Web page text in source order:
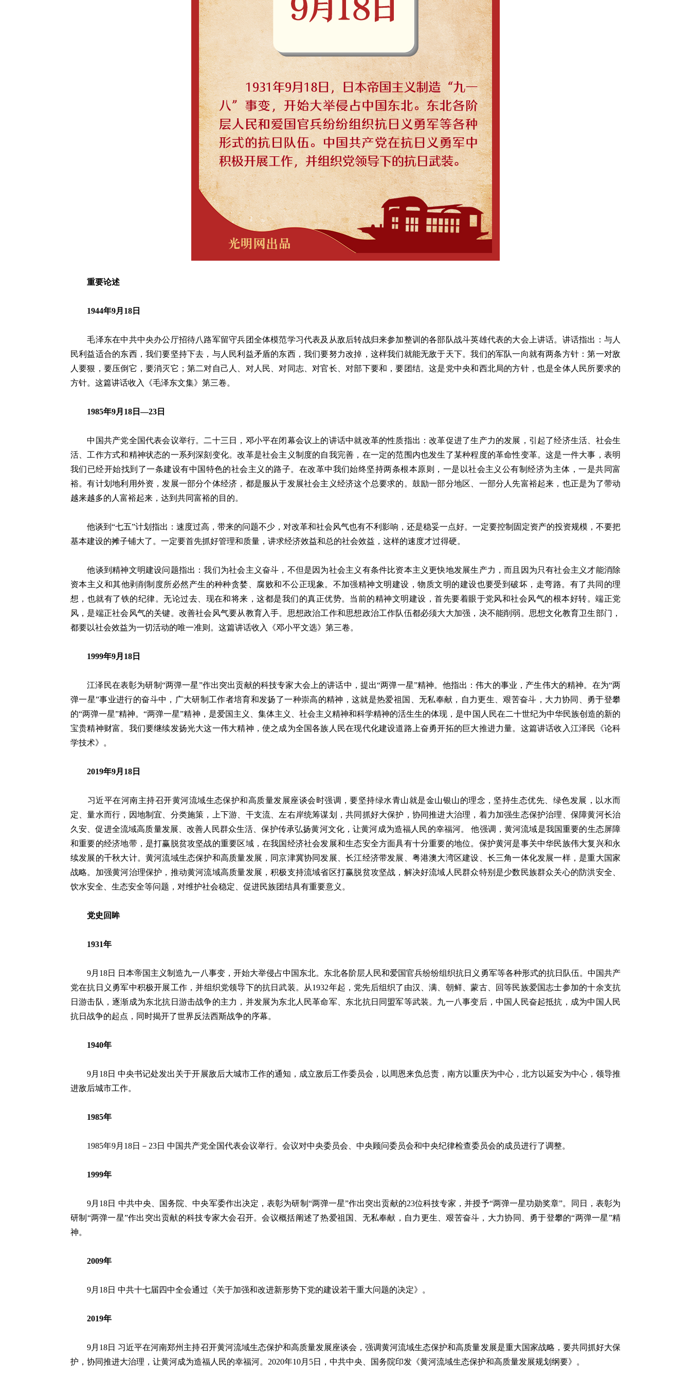
重要论述
1944年9月18日
毛泽东在中共中央办公厅招待八路军留守兵团全体模范学习代表及从敌后转战归来参加整训的各部队战斗英雄代表的大会上讲话。讲话指出：与人
民利益适合的东西，我们要坚持下去，与人民利益矛盾的东西，我们要努力改掉，这样我们就能无敌于天下。我们的军队一向就有两条方针：第一对敌
人要狠，要压倒它，要消灭它；第二对自己人、对人民、对同志、对官长、对部下要和，要团结。这是党中央和西北局的方针，也是全体人民所要求的
方针。这篇讲话收入《毛泽东文集》第三卷。
1985年9月18日—23日
中国共产党全国代表会议举行。二十三日，邓小平在闭幕会议上的讲话中就改革的性质指出：改革促进了生产力的发展，引起了经济生活、社会生
活、工作方式和精神状态的一系列深刻变化。改革是社会主义制度的自我完善，在一定的范围内也发生了某种程度的革命性变革。这是一件大事，表明
我们已经开始找到了一条建设有中国特色的社会主义的路子。在改革中我们始终坚持两条根本原则，一是以社会主义公有制经济为主体，一是共同富
裕。有计划地利用外资，发展一部分个体经济，都是服从于发展社会主义经济这个总要求的。鼓励一部分地区、一部分人先富裕起来，也正是为了带动
越来越多的人富裕起来，达到共同富裕的目的。
他谈到“七五”计划指出：速度过高，带来的问题不少，对改革和社会风气也有不利影响，还是稳妥一点好。一定要控制固定资产的投资规模，不要把
基本建设的摊子铺大了。一定要首先抓好管理和质量，讲求经济效益和总的社会效益，这样的速度才过得硬。
他谈到精神文明建设问题指出：我们为社会主义奋斗，不但是因为社会主义有条件比资本主义更快地发展生产力，而且因为只有社会主义才能消除
资本主义和其他剥削制度所必然产生的种种贪婪、腐败和不公正现象。不加强精神文明建设，物质文明的建设也要受到破坏，走弯路。有了共同的理
想，也就有了铁的纪律。无论过去、现在和将来，这都是我们的真正优势。当前的精神文明建设，首先要着眼于党风和社会风气的根本好转。端正党
风，是端正社会风气的关键。改善社会风气要从教育入手。思想政治工作和思想政治工作队伍都必须大大加强，决不能削弱。思想文化教育卫生部门，
都要以社会效益为一切活动的唯一准则。这篇讲话收入《邓小平文选》第三卷。
1999年9月18日
江泽民在表彰为研制“两弹一星”作出突出贡献的科技专家大会上的讲话中，提出“两弹一星”精神。他指出：伟大的事业，产生伟大的精神。在为“两
弹一星”事业进行的奋斗中，广大研制工作者培育和发扬了一种崇高的精神，这就是热爱祖国、无私奉献，自力更生、艰苦奋斗，大力协同、勇于登攀
的“两弹一星”精神。“两弹一星”精神，是爱国主义、集体主义、社会主义精神和科学精神的活生生的体现，是中国人民在二十世纪为中华民族创造的新的
宝贵精神财富。我们要继续发扬光大这一伟大精神，使之成为全国各族人民在现代化建设道路上奋勇开拓的巨大推进力量。这篇讲话收入江泽民《论科
学技术》。
2019年9月18日
习近平在河南主持召开黄河流域生态保护和高质量发展座谈会时强调，要坚持绿水青山就是金山银山的理念，坚持生态优先、绿色发展，以水而
定、量水而行，因地制宜、分类施策，上下游、干支流、左右岸统筹谋划，共同抓好大保护，协同推进大治理，着力加强生态保护治理、保障黄河长治
久安、促进全流域高质量发展、改善人民群众生活、保护传承弘扬黄河文化，让黄河成为造福人民的幸福河。 他强调，黄河流域是我国重要的生态屏障
和重要的经济地带，是打赢脱贫攻坚战的重要区域，在我国经济社会发展和生态安全方面具有十分重要的地位。保护黄河是事关中华民族伟大复兴和永
续发展的千秋大计。黄河流域生态保护和高质量发展，同京津冀协同发展、长江经济带发展、粤港澳大湾区建设、长三角一体化发展一样，是重大国家
战略。加强黄河治理保护，推动黄河流域高质量发展，积极支持流域省区打赢脱贫攻坚战，解决好流域人民群众特别是少数民族群众关心的防洪安全、
饮水安全、生态安全等问题，对维护社会稳定、促进民族团结具有重要意义。
党史回眸
1931年
9月18日 日本帝国主义制造九一八事变，开始大举侵占中国东北。东北各阶层人民和爱国官兵纷纷组织抗日义勇军等各种形式的抗日队伍。中国共产
党在抗日义勇军中积极开展工作，并组织党领导下的抗日武装。从1932年起，党先后组织了由汉、满、朝鲜、蒙古、回等民族爱国志士参加的十余支抗
日游击队，逐渐成为东北抗日游击战争的主力，并发展为东北人民革命军、东北抗日同盟军等武装。九一八事变后，中国人民奋起抵抗，成为中国人民
抗日战争的起点，同时揭开了世界反法西斯战争的序幕。
1940年
9月18日 中央书记处发出关于开展敌后大城市工作的通知，成立敌后工作委员会，以周恩来负总责，南方以重庆为中心，北方以延安为中心，领导推
进敌后城市工作。
1985年
1985年9月18日－23日 中国共产党全国代表会议举行。会议对中央委员会、中央顾问委员会和中央纪律检查委员会的成员进行了调整。
1999年
9月18日 中共中央、国务院、中央军委作出决定，表彰为研制“两弹一星”作出突出贡献的23位科技专家，并授予“两弹一星功勋奖章”。同日，表彰为
研制“两弹一星”作出突出贡献的科技专家大会召开。会议概括阐述了热爱祖国、无私奉献，自力更生、艰苦奋斗，大力协同、勇于登攀的“两弹一星”精
神。
2009年
9月18日 中共十七届四中全会通过《关于加强和改进新形势下党的建设若干重大问题的决定》。
2019年
9月18日 习近平在河南郑州主持召开黄河流域生态保护和高质量发展座谈会，强调黄河流域生态保护和高质量发展是重大国家战略，要共同抓好大保
护，协同推进大治理，让黄河成为造福人民的幸福河。2020年10月5日，中共中央、国务院印发《黄河流域生态保护和高质量发展规划纲要》。